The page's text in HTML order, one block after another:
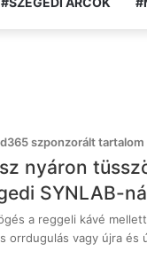
szponzorált tartalom
nyáron
SYNLAB-
a reggeli kávé
orrdugulás vagy újra